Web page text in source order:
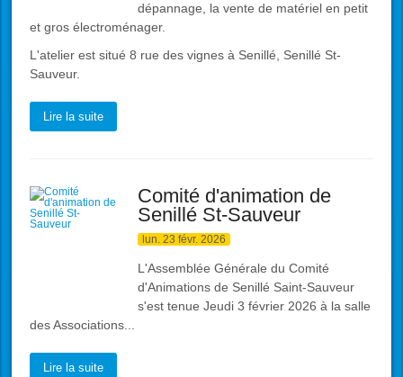
dépannage, la vente de matériel en petit
et gros électroménager.
L'atelier est situé 8 rue des vignes à Senillé, Senillé St-
Sauveur.
Lire la suite
Comité d'animation de
Senillé St-Sauveur
lun. 23 févr. 2026
L'Assemblée Générale du Comité
d'Animations de Senillé Saint-Sauveur
s'est tenue Jeudi 3 février 2026 à la salle
des Associations...
Lire la suite